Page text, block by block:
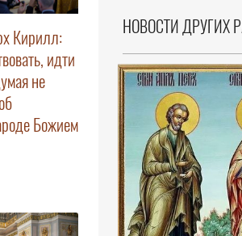
Кирилл:
идти
не
Божием
НОВОСТИ ДРУГИХ